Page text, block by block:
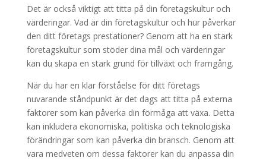
Det är också viktigt att titta på din företagskultur och
värderingar. Vad är din företagskultur och hur påverkar
den ditt företags prestationer? Genom att ha en stark
företagskultur som stöder dina mål och värderingar
kan du skapa en stark grund för tillväxt och framgång.
När du har en klar förståelse för ditt företags
nuvarande ståndpunkt är det dags att titta på externa
faktorer som kan påverka din förmåga att växa. Detta
kan inkludera ekonomiska, politiska och teknologiska
förändringar som kan påverka din bransch. Genom att
vara medveten om dessa faktorer kan du anpassa din